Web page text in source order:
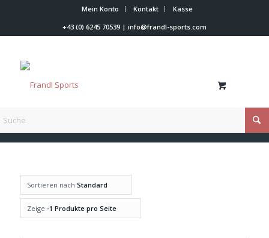
Mein Konto Kontakt
Kasse
+43 (0) 6245 70539| info@frandl-sports.com
Du bist hier:
Sortieren nach Standard
Zeige -1 Produkte pro Seite